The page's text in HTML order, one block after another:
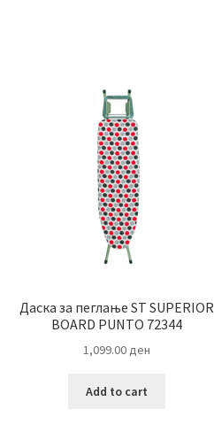
Даска за пеглање ST SUPERIOR
BOARD PUNTO 72344
1,099.00ден
Add to cart